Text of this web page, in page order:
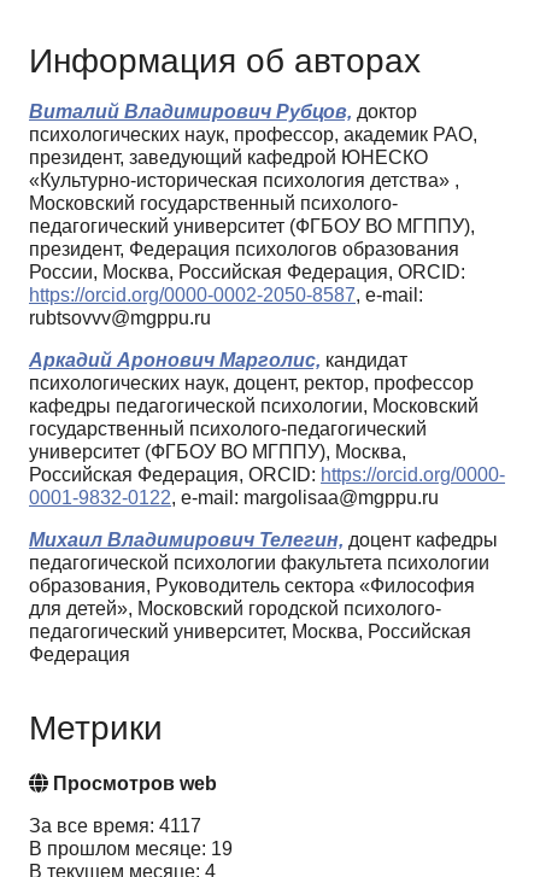
Информация об авторах
Виталий Владимирович Рубцов, доктор
психологических наук, профессор, академик РАО,
президент, заведующий кафедрой ЮНЕСКО
«Культурно-историческая психология детства» ,
Московский государственный психолого-
педагогический университет (ФГБОУ ВО МГППУ),
президент, Федерация психологов образования
России, Москва, Российская Федерация, ORCID:
https://orcid.org/0000-0002-2050-8587, e-mail:
rubtsovvv@mgppu.ru
Аркадий Аронович Марголис, кандидат
психологических наук, доцент, ректор, профессор
кафедры педагогической психологии, Московский
государственный психолого-педагогический
университет (ФГБОУ ВО МГППУ), Москва,
Российская Федерация, ORCID: https://orcid.org/0000-
0001-9832-0122, e-mail: margolisaa@mgppu.ru
Михаил Владимирович Телегин, доцент кафедры
педагогической психологии факультета психологии
образования, Руководитель сектора «Философия
для детей», Московский городской психолого-
педагогический университет, Москва, Российская
Федерация
Метрики
Просмотров web
За все время: 4117
В прошлом месяце: 19
В текущем месяце: 4